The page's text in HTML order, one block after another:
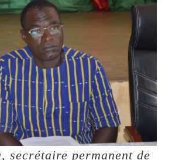
secrétaire permanent de